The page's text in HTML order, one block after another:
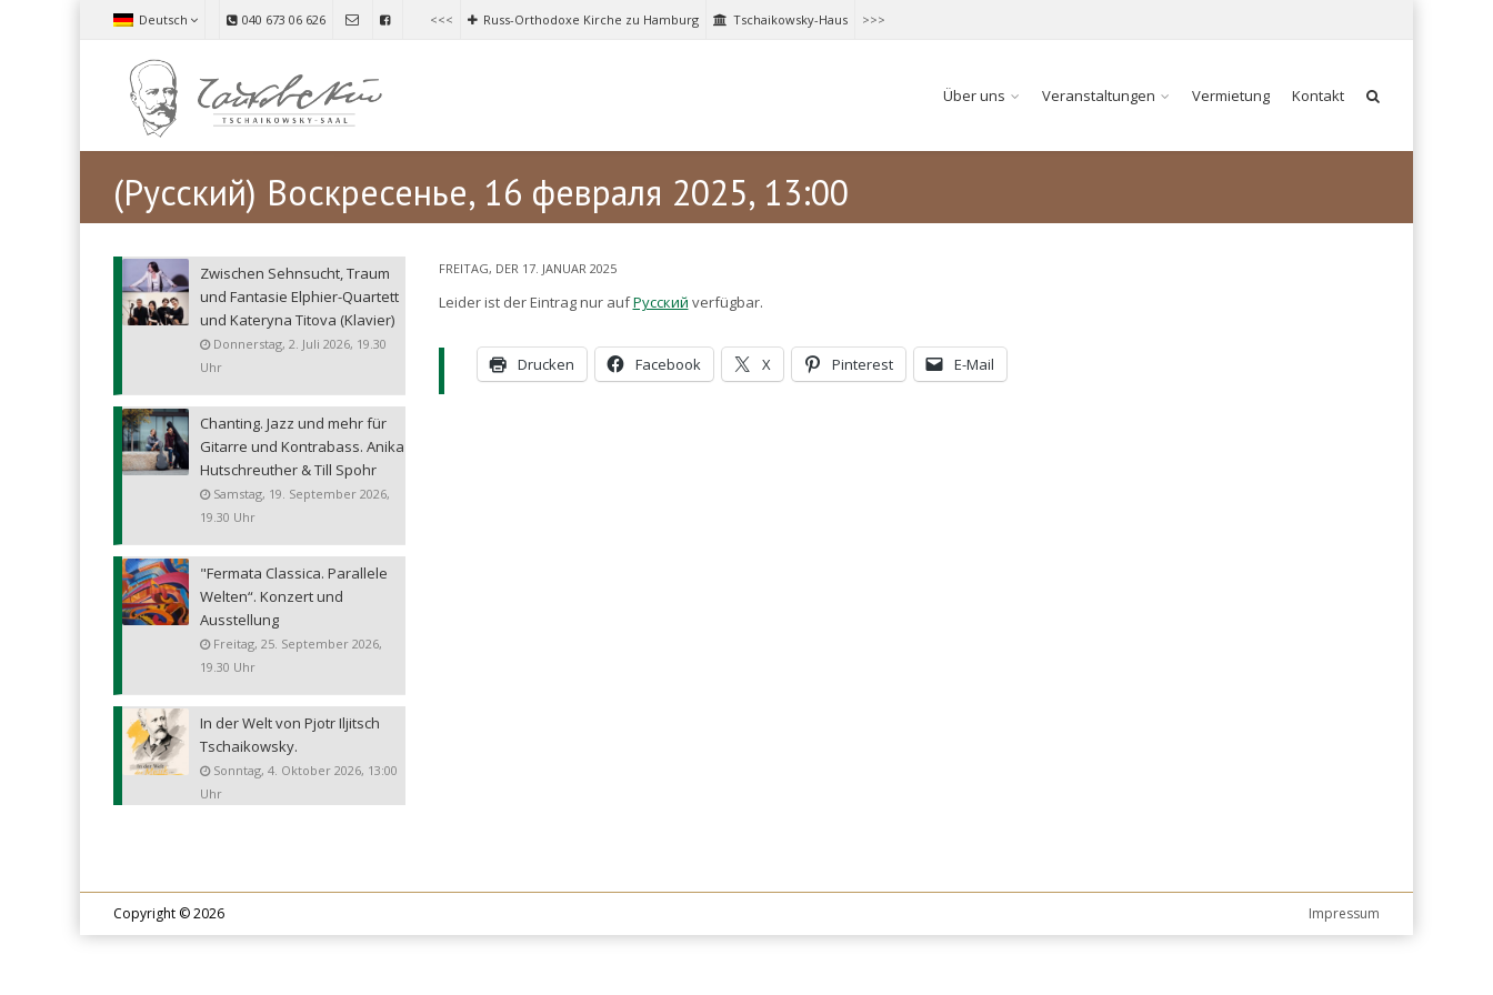
Deutsch 040 673 06 626 <<< Russ-Orthodoxe Kirche zu Hamburg Tschaikowsky-Haus >>>
Über uns Veranstaltungen Vermietung Kontakt
(Русский) Воскресенье, 16 февраля 2025, 13:00
Zwischen Sehnsucht, Traum
und Fantasie Elphier-Quartett
und Kateryna Titova (Klavier)
Donnerstag, 2. Juli 2026, 19.30
Uhr
Chanting. Jazz und mehr für
Gitarre und Kontrabass. Anika
Hutschreuther & Till Spohr
Samstag, 19. September 2026,
19.30 Uhr
"Fermata Classica. Parallele
Welten“. Konzert und
Ausstellung
Freitag, 25. September 2026,
19.30 Uhr
In der Welt von Pjotr Iljitsch
Tschaikowsky.
Sonntag, 4. Oktober 2026, 13:00
Uhr
FREITAG, DER 17. JANUAR 2025
Leider ist der Eintrag nur aufРусский verfügbar.
Drucken Facebook X Pinterest E-Mail
Copyright © 2026 Impressum